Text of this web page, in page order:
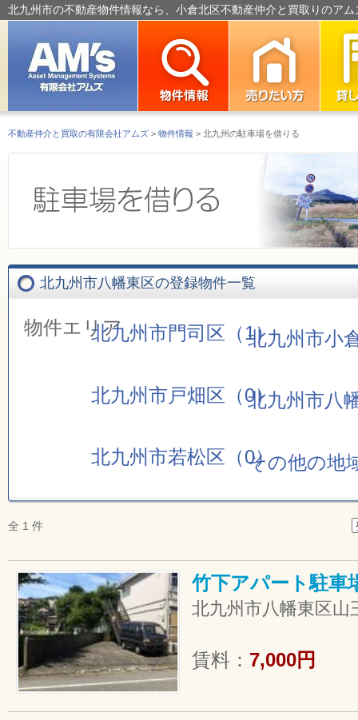
北九州市の不動産物件情報なら、小倉北区不動産仲介と買取りのア
不動産仲介と買取の有限会社アムズ > 物件情報 > 北九州の駐車場を借りる
北九州市八幡東区の登録物件一覧
物件エリア北九州市門司区（1）北九州市小
北九州市戸畑区（0）北九州市八
北九州市若松区（0）その他の地
全 1 件
竹下アパート駐車
北九州市八幡東区山
賃料： 7,000円